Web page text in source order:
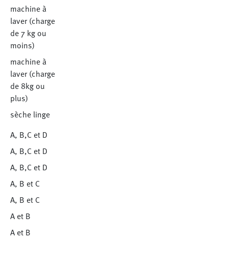
machine à
laver (charge
de 7 kg ou
moins)
machine à
laver (charge
de 8kg ou
plus)
sèche linge
A, B,C et D
A, B,C et D
A, B,C et D
A, B et C
A, B et C
A et B
A et B